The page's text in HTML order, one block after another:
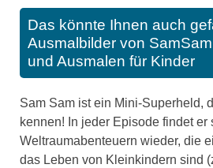
Das könnte Ihnen auch
Ausmalbilder von
und Ausmalen für Kinder
Sam Sam ist ein Mini-Superheld,
kennen! In jeder Episode findet er
Weltraumabenteuern wieder, die
das Leben von Kleinkindern sind